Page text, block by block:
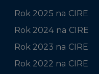
Rok 2025 na CIRE
Rok 2024 na CIRE
Rok 2023 na CIRE
Rok 2022 na CIRE